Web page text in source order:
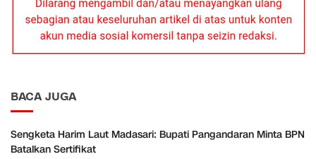
BACA JUGA
Sengketa Harim Laut Madasari: Bupati Pangandaran Minta BPN
Batalkan Sertifikat